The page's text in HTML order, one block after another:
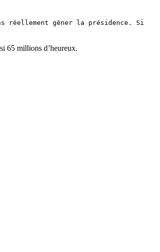
réellement gêner la présidence. Si
65 millions d’heureux.